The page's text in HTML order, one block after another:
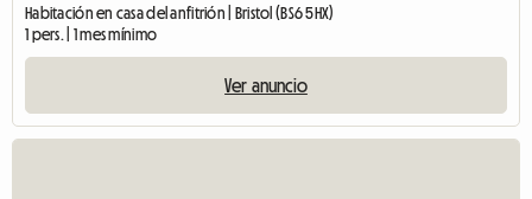
Habitación en casa del anfitrión | Bristol (BS6 5HX)
1 pers. | 1 mes mínimo
Ver anuncio